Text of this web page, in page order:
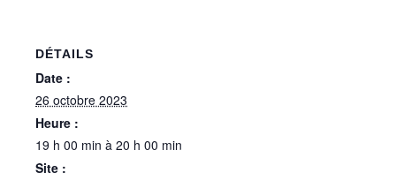
DÉTAILS
Date :
26 octobre 2023
Heure :
19 h 00 min à 20 h 00 min
Site :